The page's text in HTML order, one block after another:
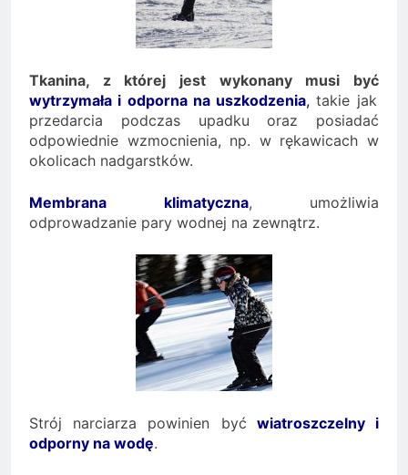
Tkanina, z której jest wykonany musi być
wytrzymała i odporna na uszkodzenia, takie jak
przedarcia podczas upadku oraz posiadać
odpowiednie wzmocnienia, np. w rękawicach w
okolicach nadgarstków.
Membrana klimatyczna, umożliwia
odprowadzanie pary wodnej na zewnątrz.
Strój narciarza powinien być wiatroszczelny i
odporny na wodę.